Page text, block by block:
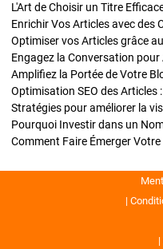
L'Art de Choisir un Titre
Optimiser vos Articles grâce
Engagez la Conversation
Amplifiez la Portée de Votre